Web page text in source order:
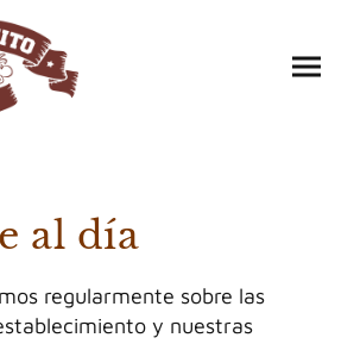
al día
regularmente sobre las
y nuestras